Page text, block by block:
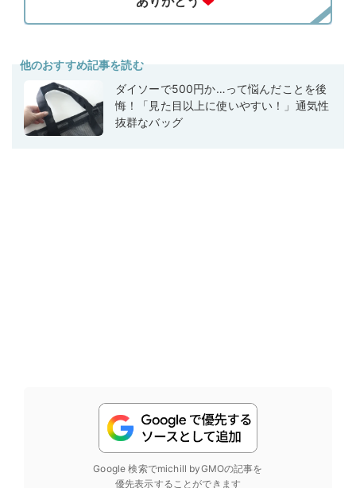
他のおすすめ記事を読む
ダイソーで500円か…って悩んだことを後
悔！「見た目以上に使いやすい！」通気性
抜群なバッグ
Google 検索でmichill byGMOの記事を
優先表示することができます